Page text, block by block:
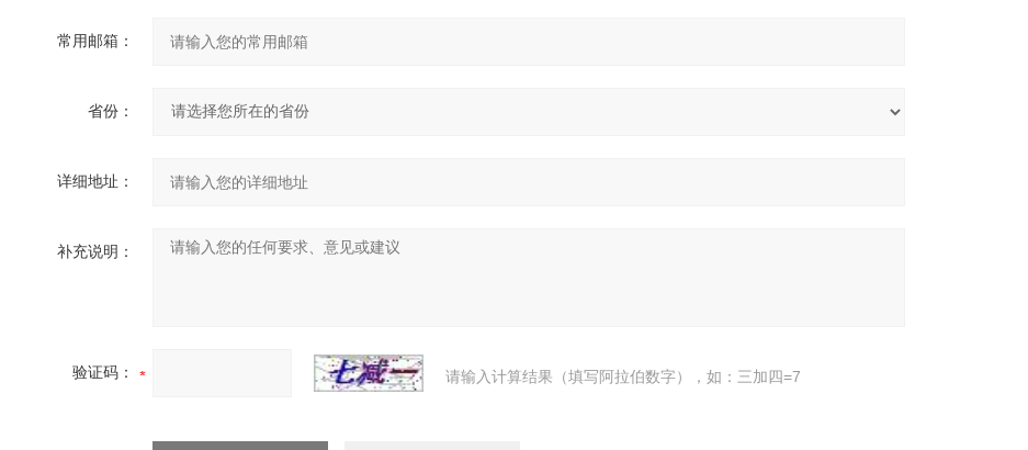
常用邮箱：
省份：
详细地址：
补充说明：
验证码： 请输入计算结果（填写阿拉伯数字），如：三加四=7